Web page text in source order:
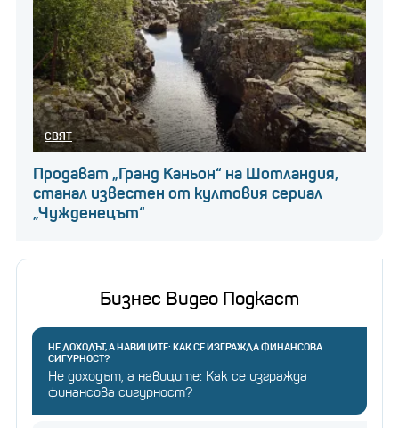
СВЯТ
Продават „Гранд Каньон“ на Шотландия,
станал известен от култовия сериал
„Чужденецът“
Бизнес Видео Подкаст
НЕ ДОХОДЪТ, А НАВИЦИТЕ: КАК СЕ ИЗГРАЖДА ФИНАНСОВА
СИГУРНОСТ?
Не доходът, а навиците: Как се изгражда
финансова сигурност?